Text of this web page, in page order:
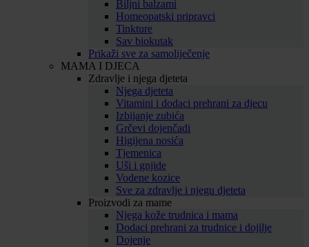
Biljni balzami
Homeopatski pripravci
Tinkture
Sav biokutak
Prikaži sve za samoliječenje
MAMA I DJECA
Zdravlje i njega djeteta
Njega djeteta
Vitamini i dodaci prehrani za djecu
Izbijanje zubića
Grčevi dojenčadi
Higijena nosića
Tjemenica
Uši i gnjide
Vodene kozice
Sve za zdravlje i njegu djeteta
Proizvodi za mame
Njega kože trudnica i mama
Dodaci prehrani za trudnice i dojilje
Dojenje